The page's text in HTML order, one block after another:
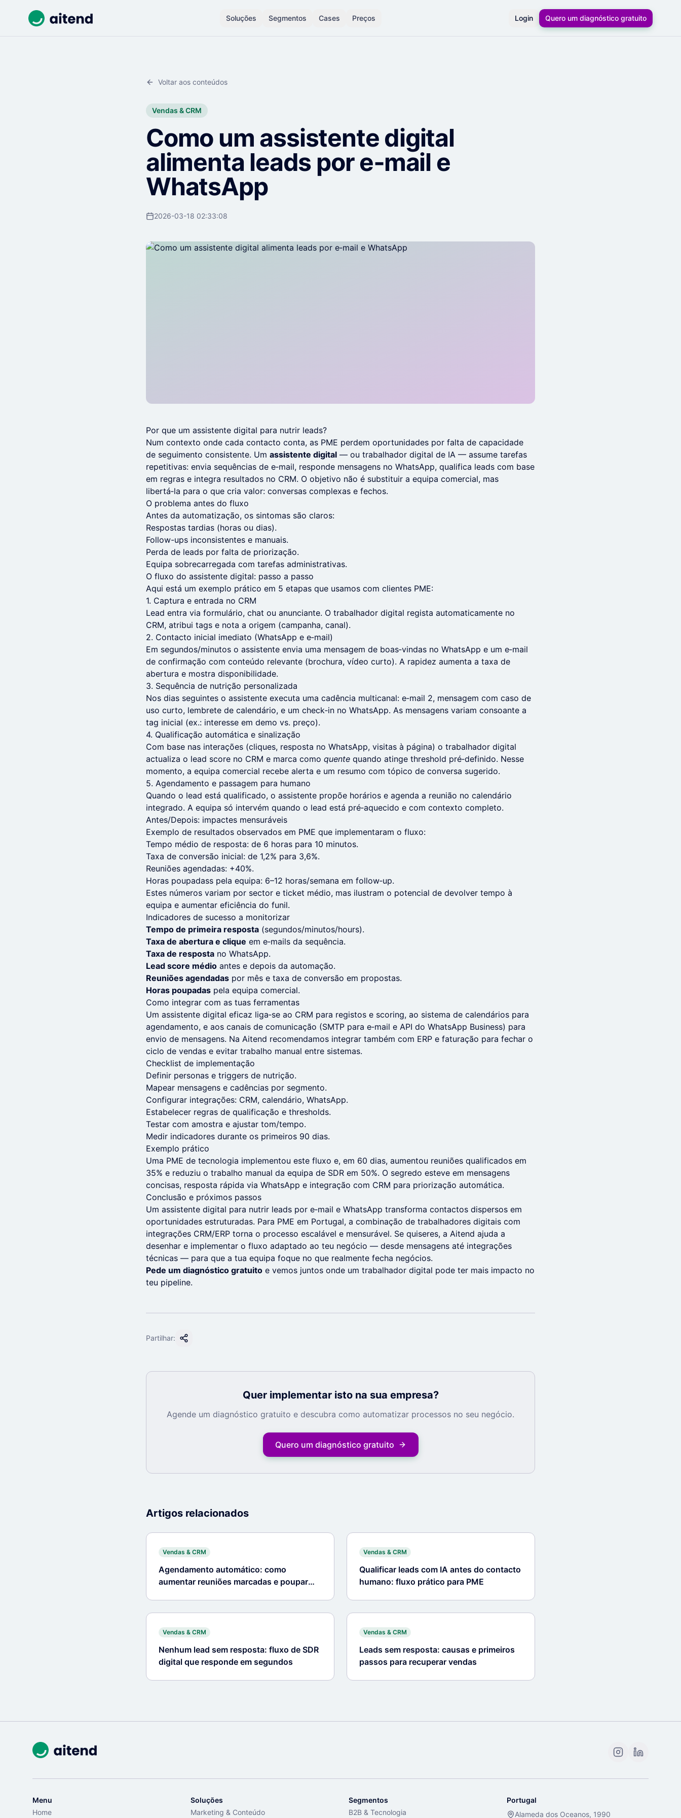
Soluções Segmentos Cases Preços Login Quero um diagnóstico gratuito
Voltar aos conteúdos
Vendas & CRM
Como um assistente digital
alimenta leads por e‑mail e
WhatsApp
2026-03-18 02:33:08
Por que um assistente digital para nutrir leads?
Num contexto onde cada contacto conta, as PME perdem oportunidades por falta de capacidade
de seguimento consistente. Um assistente digital — ou trabalhador digital de IA — assume tarefas
repetitivas: envia sequências de e‑mail, responde mensagens no WhatsApp, qualifica leads com base
em regras e integra resultados no CRM. O objetivo não é substituir a equipa comercial, mas
libertá‑la para o que cria valor: conversas complexas e fechos.
O problema antes do fluxo
Antes da automatização, os sintomas são claros:
Respostas tardias (horas ou dias).
Follow-ups inconsistentes e manuais.
Perda de leads por falta de priorização.
Equipa sobrecarregada com tarefas administrativas.
O fluxo do assistente digital: passo a passo
Aqui está um exemplo prático em 5 etapas que usamos com clientes PME:
1. Captura e entrada no CRM
Lead entra via formulário, chat ou anunciante. O trabalhador digital regista automaticamente no
CRM, atribui tags e nota a origem (campanha, canal).
2. Contacto inicial imediato (WhatsApp e e‑mail)
Em segundos/minutos o assistente envia uma mensagem de boas‑vindas no WhatsApp e um e‑mail
de confirmação com conteúdo relevante (brochura, vídeo curto). A rapidez aumenta a taxa de
abertura e mostra disponibilidade.
3. Sequência de nutrição personalizada
Nos dias seguintes o assistente executa uma cadência multicanal: e‑mail 2, mensagem com caso de
uso curto, lembrete de calendário, e um check‑in no WhatsApp. As mensagens variam consoante a
tag inicial (ex.: interesse em demo vs. preço).
4. Qualificação automática e sinalização
Com base nas interações (cliques, resposta no WhatsApp, visitas à página) o trabalhador digital
actualiza o lead score no CRM e marca como quente quando atinge threshold pré‑definido. Nesse
momento, a equipa comercial recebe alerta e um resumo com tópico de conversa sugerido.
5. Agendamento e passagem para humano
Quando o lead está qualificado, o assistente propõe horários e agenda a reunião no calendário
integrado. A equipa só intervém quando o lead está pré‑aquecido e com contexto completo.
Antes/Depois: impactes mensuráveis
Exemplo de resultados observados em PME que implementaram o fluxo:
Tempo médio de resposta: de 6 horas para 10 minutos.
Taxa de conversão inicial: de 1,2% para 3,6%.
Reuniões agendadas: +40%.
Horas poupadass pela equipa: 6–12 horas/semana em follow‑up.
Estes números variam por sector e ticket médio, mas ilustram o potencial de devolver tempo à
equipa e aumentar eficiência do funil.
Indicadores de sucesso a monitorizar
Tempo de primeira resposta (segundos/minutos/hours).
Taxa de abertura e clique em e‑mails da sequência.
Taxa de resposta no WhatsApp.
Lead score médio antes e depois da automação.
Reuniões agendadas por mês e taxa de conversão em propostas.
Horas poupadas pela equipa comercial.
Como integrar com as tuas ferramentas
Um assistente digital eficaz liga‑se ao CRM para registos e scoring, ao sistema de calendários para
agendamento, e aos canais de comunicação (SMTP para e‑mail e API do WhatsApp Business) para
envio de mensagens. Na Aitend recomendamos integrar também com ERP e faturação para fechar o
ciclo de vendas e evitar trabalho manual entre sistemas.
Checklist de implementação
Definir personas e triggers de nutrição.
Mapear mensagens e cadências por segmento.
Configurar integrações: CRM, calendário, WhatsApp.
Estabelecer regras de qualificação e thresholds.
Testar com amostra e ajustar tom/tempo.
Medir indicadores durante os primeiros 90 dias.
Exemplo prático
Uma PME de tecnologia implementou este fluxo e, em 60 dias, aumentou reuniões qualificados em
35% e reduziu o trabalho manual da equipa de SDR em 50%. O segredo esteve em mensagens
concisas, resposta rápida via WhatsApp e integração com CRM para priorização automática.
Conclusão e próximos passos
Um assistente digital para nutrir leads por e‑mail e WhatsApp transforma contactos dispersos em
oportunidades estruturadas. Para PME em Portugal, a combinação de trabalhadores digitais com
integrações CRM/ERP torna o processo escalável e mensurável. Se quiseres, a Aitend ajuda a
desenhar e implementar o fluxo adaptado ao teu negócio — desde mensagens até integrações
técnicas — para que a tua equipa foque no que realmente fecha negócios.
Pede um diagnóstico gratuito e vemos juntos onde um trabalhador digital pode ter mais impacto no
teu pipeline.
Partilhar:
Quer implementar isto na sua empresa?
Agende um diagnóstico gratuito e descubra como automatizar processos no seu negócio.
Quero um diagnóstico gratuito
Artigos relacionados
Vendas & CRM
Agendamento automático: como
aumentar reuniões marcadas e poupar
Vendas & CRM
Qualificar leads com IA antes do contacto
humano: fluxo prático para PME
Vendas & CRM
Nenhum lead sem resposta: fluxo de SDR
digital que responde em segundos
Vendas & CRM
Leads sem resposta: causas e primeiros
passos para recuperar vendas
Menu
Home
Soluções
Marketing & Conteúdo
Segmentos
B2B & Tecnologia
Portugal
Alameda dos Oceanos, 1990